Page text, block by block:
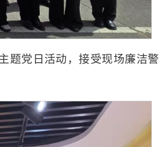
题党日活动，接受现场廉洁警